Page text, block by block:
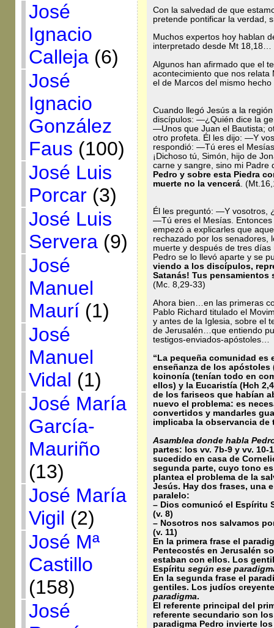
José
Ignacio
Calleja(6)
José
Ignacio
González
Faus (100)
José Luis
Porcar(3)
José Luis
Servera(9)
José
Manuel
Maurí(1)
José
Manuel
Vidal (1)
José María
García-
Mauriño
(13)
José María
Vigil (2)
José Mª
Castillo
(158)
José
Con la salvedad de que
pretende pontificar la verdad,
Muchos expertos hoy hablan
interpretado desde Mt 18,18…
Algunos han afirmado que el
acontecimiento que nos
el de Marcos del mismo
Cuando llegó Jesús a la
discípulos: —¿Quién dice la
—Unos que Juan el Bautista;
otro profeta. Él les dijo: —Y
respondió: —Tú eres el
¡Dichoso tú, Simón, hijo de
carne y sangre, sino mi Padre
Pedro y sobre esta Piedra
muerte no la vencerá.
Él les preguntó: —Y vosotros,
—Tú eres el Mesías.
empezó a explicarles que
rechazado por los senadores,
muerte y después de tres
Pedro se lo llevó aparte y se
viendo a los discípulos,
Satanás! Tus
(Mc. 8,29-33)
Ahora bien…en las primeras
Pablo Richard titulado el
y antes de la Iglesia, sobre el
de Jerusalén…que entiendo
testigos-enviados-apóstoles…
“ La pequeña comunidad es
enseñanza de los apóstoles
koinonía (tenían todo en
ellos) y la Eucaristía (Hch
de los fariseos que habían
nuevo el problema: es
convertidos y mandarles
implicaba la observancia de
Asamblea donde habla
partes: los vv. 7b-9 y vv. 10-
sucedido en casa de
segunda parte, cuyo tono
plantea el problema de la
Jesús. Hay dos frases, una
paralelo:
– Dios comunicó el Espíritu
(v. 8)
– Nosotros nos salvamos
(v. 11)
En la primera frase el
Pentecostés en Jerusalén
estaban con ellos. Los
Espíritu según ese
En la segunda frase el
gentiles. Los judíos
paradigma.
El referente principal del
referente secundario son
paradigma Pedro invierte